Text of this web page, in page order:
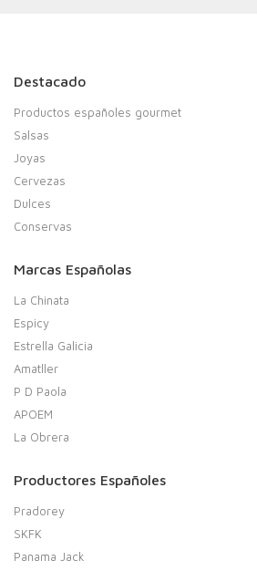
Destacado
Productos españoles gourmet
Salsas
Joyas
Cervezas
Dulces
Conservas
Marcas Españolas
La Chinata
Espicy
Estrella Galicia
Amatller
P D Paola
APOEM
La Obrera
Productores Españoles
Pradorey
SKFK
Panama Jack